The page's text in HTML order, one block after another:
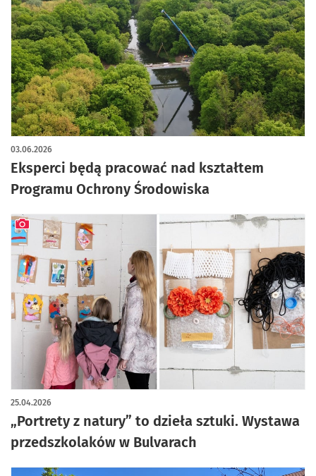
Eksperci będą pracować nad kształtem
Programu Ochrony Środowiska
03.06.2026
„Portrety z natury” to dzieła sztuki. Wystawa
przedszkolaków w Bulvarach
25.04.2026
artykuł z galerią zdjęć